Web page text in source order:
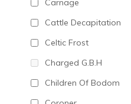
Carnage
Cattle Decapitation
Celtic Frost
Charged G.B.H
Children Of Bodom